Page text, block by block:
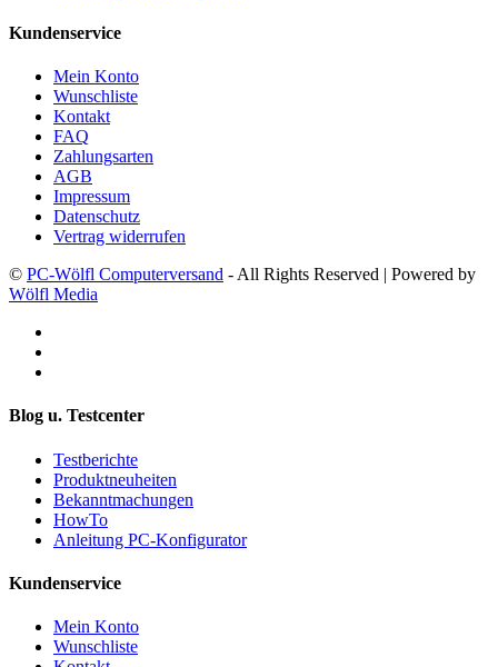
Kundenservice
Mein Konto
Wunschliste
Kontakt
FAQ
Zahlungsarten
AGB
Impressum
Datenschutz
Vertrag widerrufen
© PC-Wölfl Computerversand - All Rights Reserved | Powered by
Wölfl Media
Blog u. Testcenter
Testberichte
Produktneuheiten
Bekanntmachungen
HowTo
Anleitung PC-Konfigurator
Kundenservice
Mein Konto
Wunschliste